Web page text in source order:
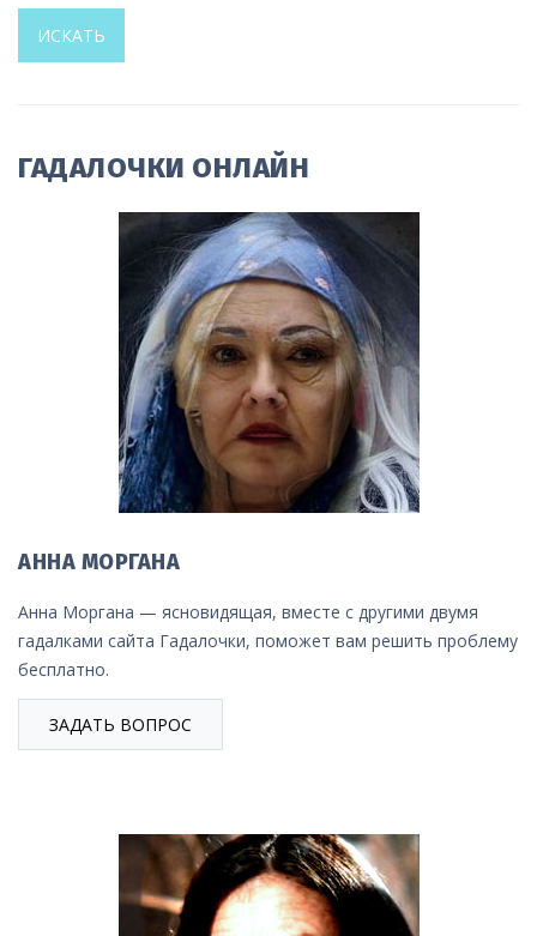
ИСКАТЬ
ГАДАЛОЧКИ ОНЛАЙН
АННА МОРГАНА
Анна Моргана — ясновидящая, вместе с другими двумя
гадалками сайта Гадалочки, поможет вам решить проблему
бесплатно.
ЗАДАТЬ ВОПРОС